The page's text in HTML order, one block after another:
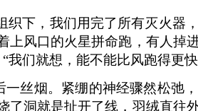
下，我们用完了所有灭火器
风口的火星拼命跑，有人掉
我们就想，能不能比风跑得更
丝烟。紧绷的神经骤然松弛
洞就是扯开了线，羽绒直往